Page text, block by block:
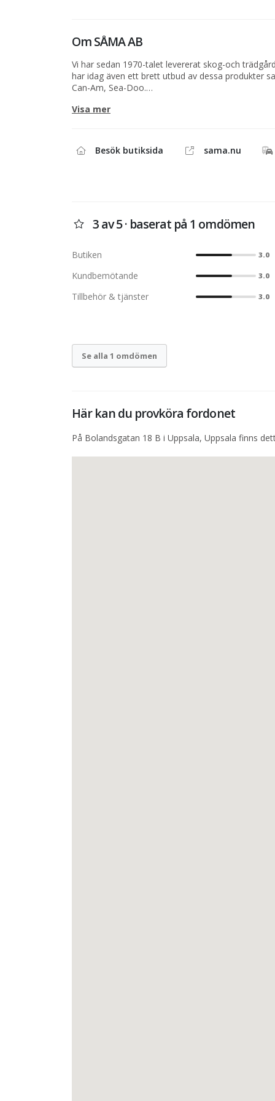
OmSÅMA AB
Vi har sedan 1970-talet levererat skog-och
har idag även ett brett utbud av dessa produkter
Can-Am, Sea-Doo.
Visa mer
Besök butiksida sama.nu
3 av 5 · baserat på 1 omdömen
Butiken 3.0
Kundbemötande 3.0
Tillbehör & tjänster 3.0
Se alla 1 omdömen
Här kan du provköra fordonet
På Bolandsgatan 18 B i Uppsala, Uppsala finns